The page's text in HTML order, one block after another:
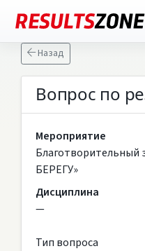
Назад
Вопрос по
Мероприятие
Благотворительный
БЕРЕГУ»
Дисциплина
—
Тип вопроса